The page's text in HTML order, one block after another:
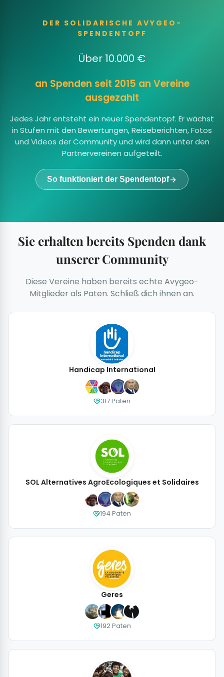
DER SOLIDARISCHE AVYGEO-
SPENDENTOPF
Über 10.000 €
an Spenden seit 2015 an Vereine
ausgezahlt
Jedes Jahr entsteht ein neuer Spendentopf. Er wächst
in Stufen mit den Bewertungen, Reiseberichten, Fotos
und Videos der Community und wird dann unter den
Partnervereinen aufgeteilt.
So funktioniert der Spendentopf
Sie erhalten bereits Spenden dank
unserer Community
Diese Vereine haben bereits echte Avygeo-
Mitglieder als Paten. Schließ dich ihnen an.
Handicap International
317 Paten
SOL Alternatives AgroEcologiques et Solidaires
194 Paten
Geres
192 Paten